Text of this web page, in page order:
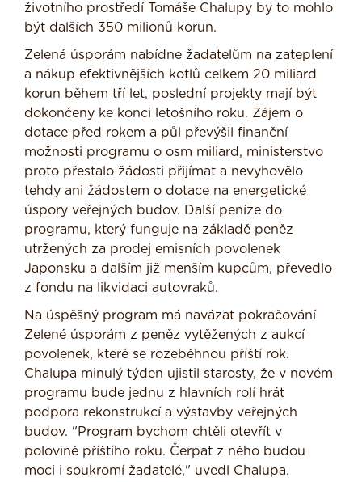
životního prostředí Tomáše Chalupy by to mohlo
být dalších 350 milionů korun.
Zelená úsporám nabídne žadatelům na zateplení
a nákup efektivnějších kotlů celkem 20 miliard
korun během tří let, poslední projekty mají být
dokončeny ke konci letošního roku. Zájem o
dotace před rokem a půl převýšil finanční
možnosti programu o osm miliard, ministerstvo
proto přestalo žádosti přijímat a nevyhovělo
tehdy ani žádostem o dotace na energetické
úspory veřejných budov. Další peníze do
programu, který funguje na základě peněz
utržených za prodej emisních povolenek
Japonsku a dalším již menším kupcům, převedlo
z fondu na likvidaci autovraků.
Na úspěšný program má navázat pokračování
Zelené úsporám z peněz vytěžených z aukcí
povolenek, které se rozeběhnou příští rok.
Chalupa minulý týden ujistil starosty, že v novém
programu bude jednu z hlavních rolí hrát
podpora rekonstrukcí a výstavby veřejných
budov. "Program bychom chtěli otevřít v
polovině příštího roku. Čerpat z něho budou
moci i soukromí žadatelé," uvedl Chalupa.